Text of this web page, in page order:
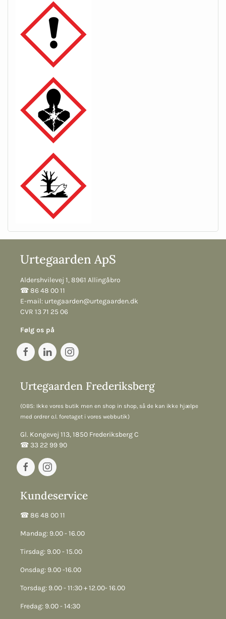
Urtegaarden ApS
Aldershvilevej 1, 8961 Allingåbro
☎︎ 86 48 00 11
E-mail: urtegaarden@urtegaarden.dk
CVR 13 71 25 06
Følg os på
Urtegaarden Frederiksberg
(OBS: Ikke vores butik men en shop in shop, så de kan ikke hjælpe
med ordrer o.l. foretaget i vores webbutik)
Gl. Kongevej 113, 1850 Frederiksberg C
☎︎ 33 22 99 90
Kundeservice
☎︎ 86 48 00 11
Mandag: 9.00 - 16.00
Tirsdag: 9.00 - 15.00
Onsdag: 9.00 -16.00
Torsdag: 9.00 - 11:30 + 12.00- 16.00
Fredag: 9.00 - 14:30